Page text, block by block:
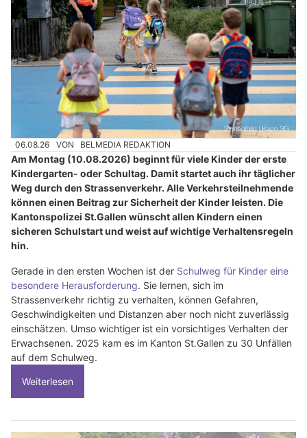
06.08.26 VON BELMEDIA REDAKTION
Am Montag (10.08.2026) beginnt für viele Kinder der erste
Kindergarten- oder Schultag. Damit startet auch ihr täglicher
Weg durch den Strassenverkehr. Alle Verkehrsteilnehmende
können einen Beitrag zur Sicherheit der Kinder leisten. Die
Kantonspolizei St.Gallen wünscht allen Kindern einen
sicheren Schulstart und weist auf wichtige Verhaltensregeln
hin.
Gerade in den ersten Wochen ist der Schulweg für Kinder eine
besondere Herausforderung. Sie lernen, sich im
Strassenverkehr richtig zu verhalten, können Gefahren,
Geschwindigkeiten und Distanzen aber noch nicht zuverlässig
einschätzen. Umso wichtiger ist ein vorsichtiges Verhalten der
Erwachsenen. 2025 kam es im Kanton St.Gallen zu 30 Unfällen
auf dem Schulweg.
Weiterlesen